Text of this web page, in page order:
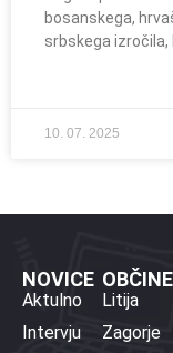
bosanskega,
srbskega izročila,
10. 07. 2025
NOVICE
Aktulno
Intervju
OBČINE
Litija
Zagorje